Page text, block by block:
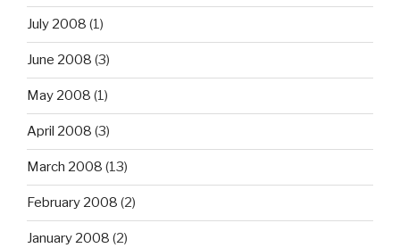
July 2008 (1)
June 2008 (3)
May 2008 (1)
April 2008 (3)
March 2008 (13)
February 2008 (2)
January 2008 (2)